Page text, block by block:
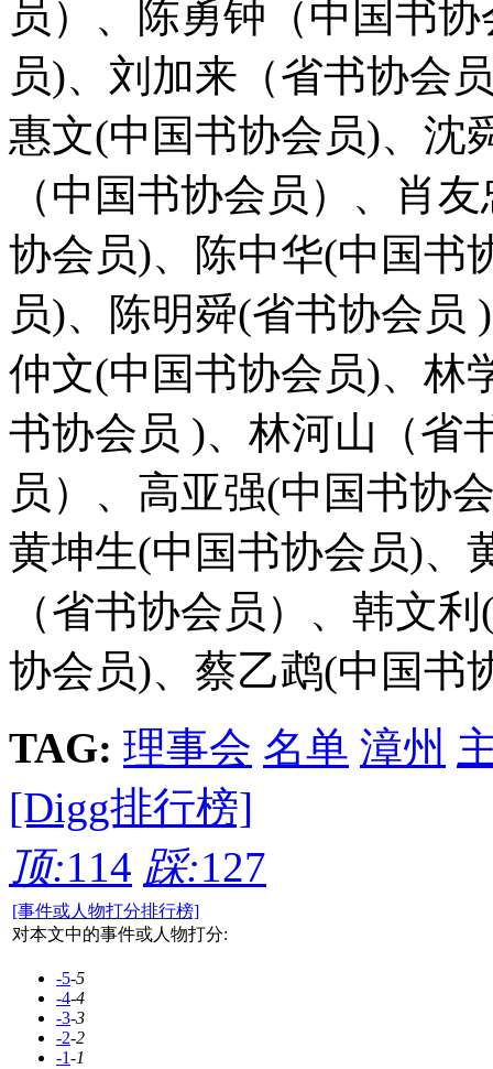
员）、陈勇钟（中国书
员)、刘加来（省书协会
惠文(中国书协会员)、沈
（中国书协会员）、肖
协会员)、陈中华(中国书
员)、陈明舜(省书协会员
仲文(中国书协会员)、林
书协会员 )、林河山（省
员）、高亚强(中国书协
黄坤生(中国书协会员)、
（省书协会员）、韩文
协会员)、蔡乙鹉(中国书
TAG: 理事会 名单 漳州
[Digg排行榜]
顶:114 踩:127
[事件或人物打分排行榜]
对本文中的事件或人物打分:
-5-5
-4-4
-3-3
-2-2
-1-1